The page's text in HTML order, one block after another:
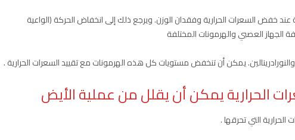
خفض السعرات الحرارية وفقدان الوزن. ويرجع ذلك إلى انخفاض الحركة (الواعية
الجهاز العصبي والهرمونات المختلفة
يمكن أن تنخفض مستويات كل هذه الهرمونات مع تقييد السعرات الحرارية .
الحرارية يمكن أن يقلل من عملية الأيض
التي تحرقها .